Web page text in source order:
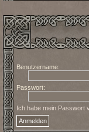
Benutzername:
Passwort:
Ich habe mein Passwort